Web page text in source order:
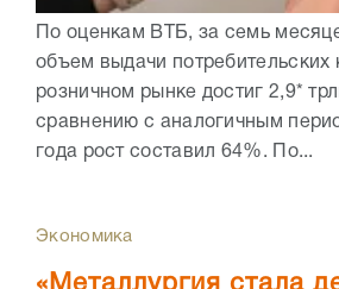
По оценкам ВТБ, за семь
объем выдачи потребительских
розничном рынке достиг 2,9*
сравнению с аналогичным
года рост составил 64%. По...
Экономика